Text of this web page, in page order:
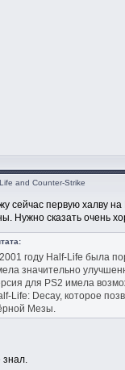
and Counter-Strike
сейчас первую халву
Нужно сказать очень
году Half-Life была
значительно
для PS2 имела
Life: Decay, которое
Мезы.
знал.